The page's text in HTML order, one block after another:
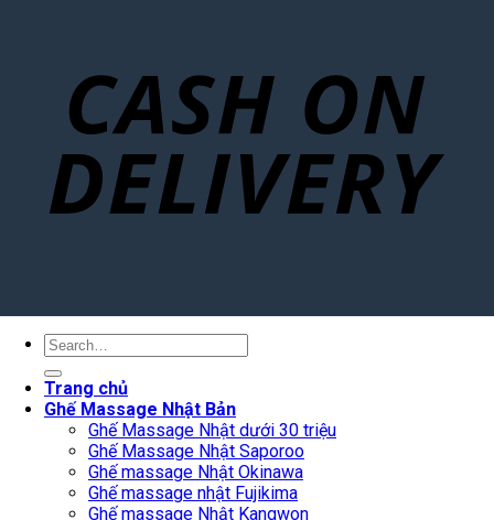
Search
Trang chủ
Ghế Massage Nhật Bản
Ghế Massage Nhật dưới 30 triệu
Ghế Massage Nhật Saporoo
Ghế massage Nhật Okinawa
Ghế massage nhật Fujikima
Ghế massage Nhật Kangwon